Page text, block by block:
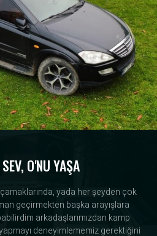
O'NU YAŞA
yada her şeyden çok
geçirmekten başka arayışlara
arkadaşlarımızdan kamp
deneyimlememiz gerektiğini